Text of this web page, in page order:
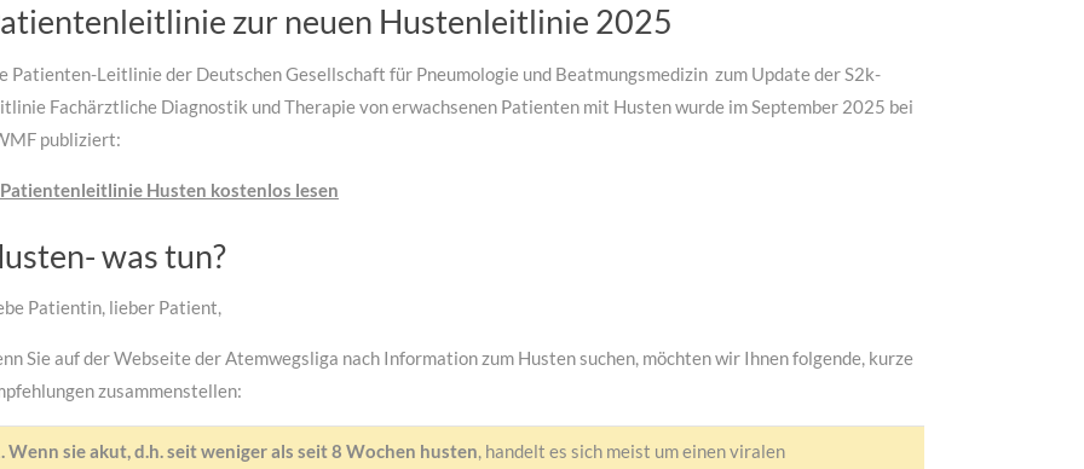
zur neuen Hustenleitlinie 2025
Patienten-Leitlinie der Deutschen Gesellschaft für Pneumologie und Beatmungsmedizin zum Update der S2k-
Fachärztliche Diagnostik und Therapie von erwachsenen Patienten mit Husten wurde im September 2025 bei
publiziert:
Husten kostenlos lesen
was tun?
Patientin, lieber Patient,
Sie auf der Webseite der Atemwegsliga nach Information zum Husten suchen, möchten wir Ihnen folgende, kurze
zusammenstellen:
Wenn sie akut, d.h. seit weniger als seit 8 Wochen husten, handelt es sich meist um einen viralen